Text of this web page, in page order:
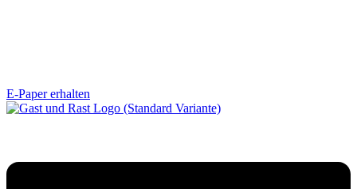
E-Paper erhalten